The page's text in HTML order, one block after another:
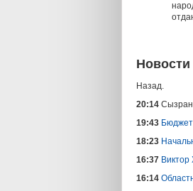
Новости
Назад.
20:14
19:43
18:23
16:37 Виктор
16:14